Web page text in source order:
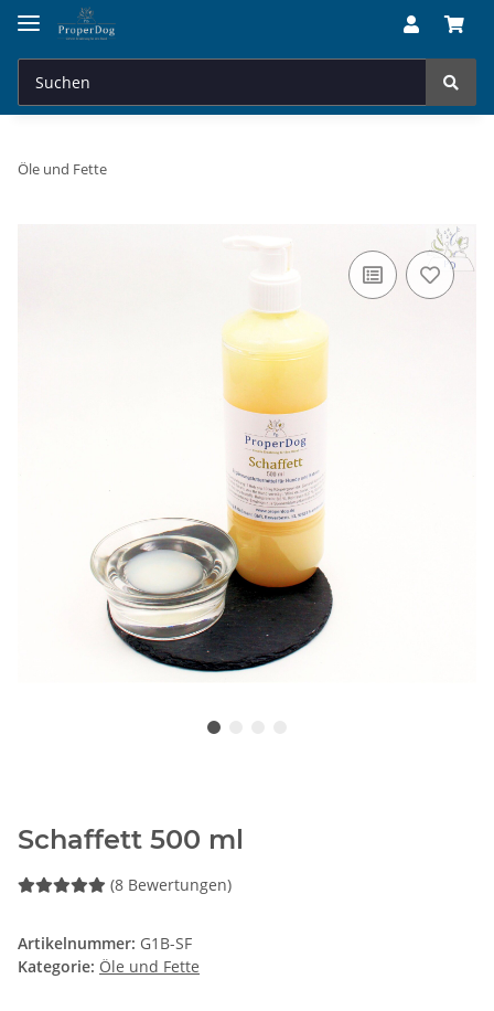
Öle und Fette
Schaffett 500 ml
(8 Bewertungen)
Artikelnummer: G1B-SF
Kategorie: Öle und Fette